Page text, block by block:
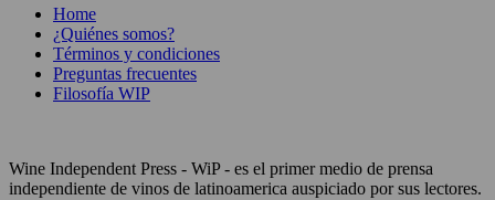
Home
¿Quiénes somos?
Términos y condiciones
Preguntas frecuentes
Filosofía WIP
Wine Independent Press - WiP - es el primer medio de prensa
independiente de vinos de latinoamerica auspiciado por sus lectores.